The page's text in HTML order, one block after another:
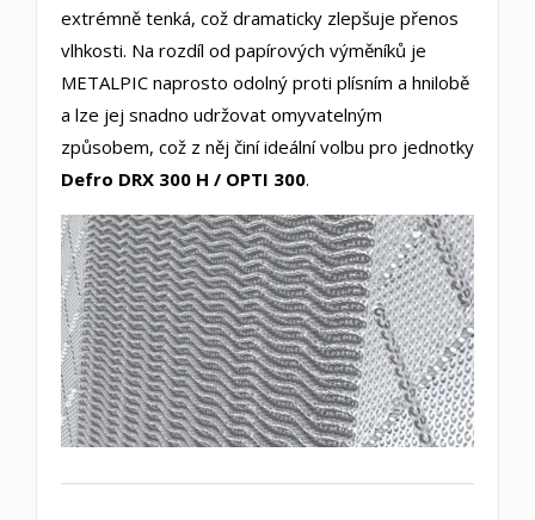
extrémně tenká, což dramaticky zlepšuje přenos
vlhkosti. Na rozdíl od papírových výměníků je
METALPIC naprosto odolný proti plísním a hnilobě
a lze jej snadno udržovat omyvatelným
způsobem, což z něj činí ideální volbu pro jednotky
Defro DRX 300 H / OPTI 300.